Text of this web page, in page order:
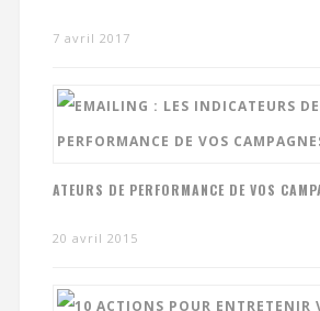
7 avril 2017
ATEURS DE PERFORMANCE DE VOS
20 avril 2015